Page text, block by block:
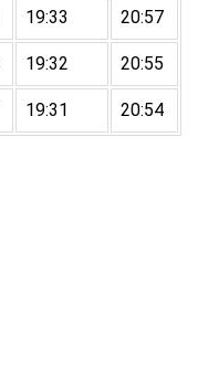
19:33 20:57
19:32 20:55
19:31 20:54